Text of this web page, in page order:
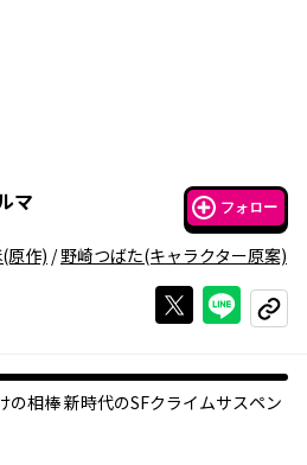
マ フォロー
(原作) /野崎つばた(キャラクター原案)
Xで投稿する
ライン
コピー
相棒 新時代のSFクライムサスペン